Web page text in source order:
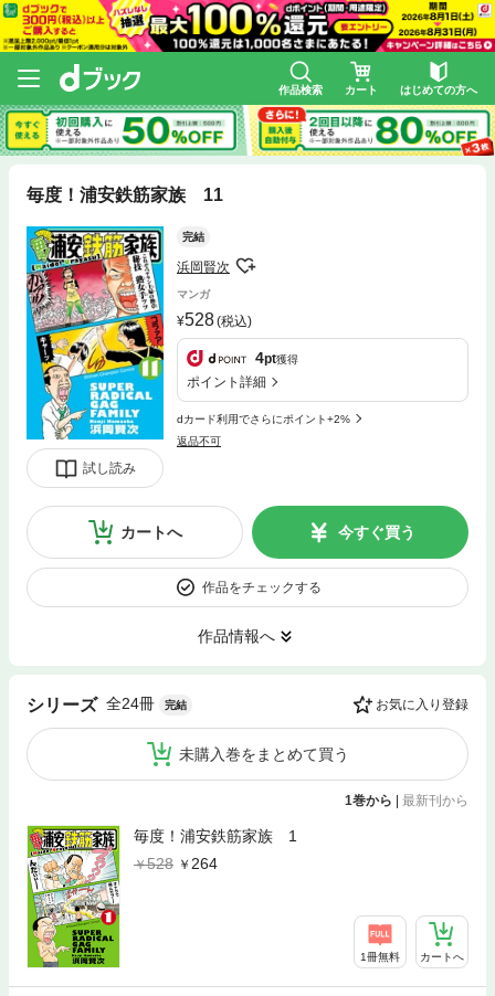
作品検索 カート はじめての方へ
毎度！浦安鉄筋家族 11
試し読み
完結
浜岡賢次
マンガ
528(税込)
4pt獲得
ポイント詳細
dカード利用でさらにポイント+2%
返品不可
カートへ 今すぐ買う
作品をチェックする
作品情報へ
シリーズ 全24冊 完結 お気に入り登録
未購入巻をまとめて買う
1巻から | 最新刊から
毎度！浦安鉄筋家族 1
528
264
1冊無料 カートへ